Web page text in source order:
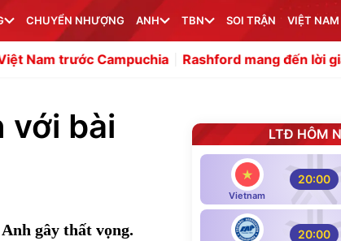
CHUYỂN NHƯỢNG ANH TBN SOI TRẬN VIỆT NAM
Rashford mang đến lời giải cho hàng
với bài
gây thất vọng.
LTĐ HÔM
Vietnam
20:00
20:00